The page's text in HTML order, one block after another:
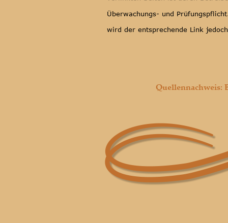
Überwachungs- und
wird der entsprechende Link
Quellennachweis: